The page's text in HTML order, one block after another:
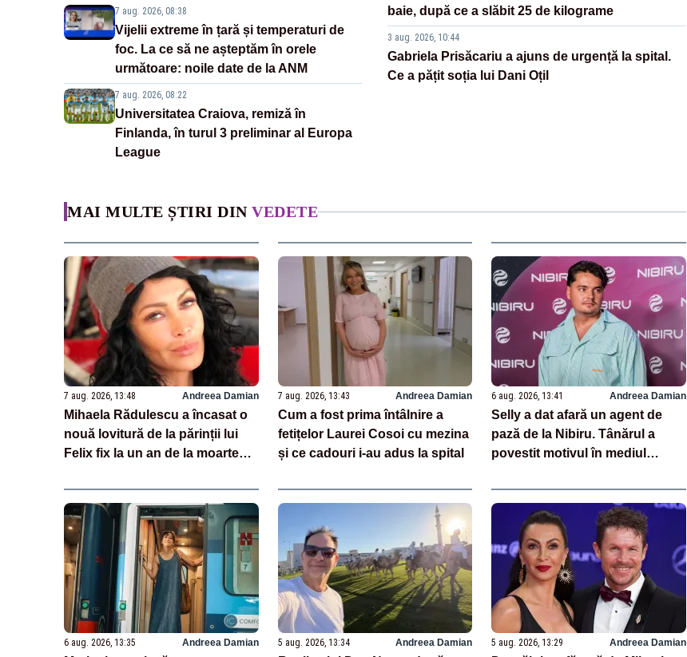
7 aug. 2026, 08:38
Vijelii extreme în țară și temperaturi de
foc. La ce să ne așteptăm în orele
următoare: noile date de la ANM
7 aug. 2026, 08:22
Universitatea Craiova, remiză în
Finlanda, în turul 3 preliminar al Europa
League
baie, după ce a slăbit 25 de kilograme
3 aug. 2026, 10:44
Gabriela Prisăcariu a ajuns de urgență la spital.
Ce a pățit soția lui Dani Oțil
MAI MULTE ȘTIRI DIN VEDETE
7 aug. 2026, 13:48 Andreea Damian
Mihaela Rădulescu a încasat o
nouă lovitură de la părinții lui
Felix fix la un an de la moartea
7 aug. 2026, 13:43 Andreea Damian
Cum a fost prima întâlnire a
fetițelor Laurei Cosoi cu mezina
și ce cadouri i-au adus la spital
6 aug. 2026, 13:41 Andreea Damian
Selly a dat afară un agent de
pază de la Nibiru. Tânărul a
povestit motivul în mediul
6 aug. 2026, 13:35 Andreea Damian 5 aug. 2026, 13:34 Andreea Damian 5 aug. 2026, 13:29 Andreea Damian